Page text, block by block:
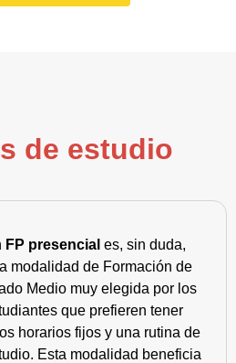
de estudio
FP presencial es, sin duda,
modalidad de Formación de
Medio muy elegida por los
que prefieren tener
horarios fijos y una rutina de
Esta modalidad beneficia